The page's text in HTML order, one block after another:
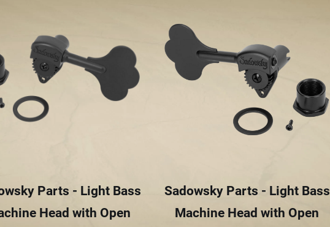
Parts - Light Bass
Head with Open
Sadowsky Parts - Light Bass
Machine Head with Open